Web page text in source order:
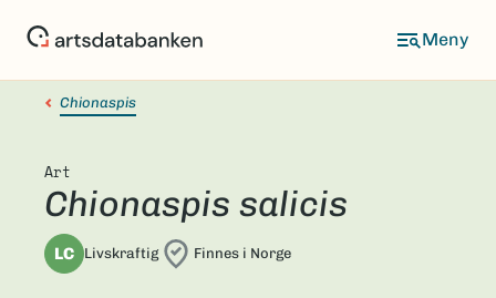
Chionaspis
Art
Chionaspis salicis
LC Livskraftig Finnes i Norge